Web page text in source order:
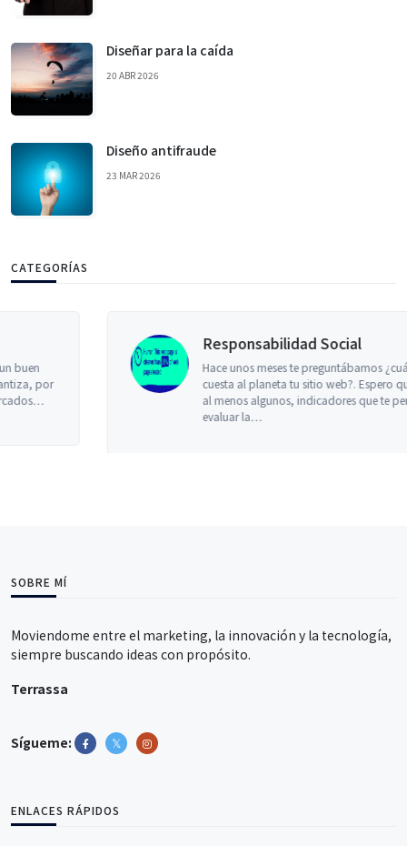
Diseñar para la caída
20 ABR 2026
Diseño antifraude
23 MAR 2026
CATEGORÍAS
Responsabilidad Social
Hace unos meses te preguntábamos ¿cuánto le
cuesta al planeta tu sitio web?. Espero que ya tengas,
al menos algunos, indicadores que te permitan
SOBRE MÍ
Moviendome entre el marketing, la innovación y la tecnología,
siempre buscando ideas con propósito.
Terrassa
Sígueme:
ENLACES RÁPIDOS